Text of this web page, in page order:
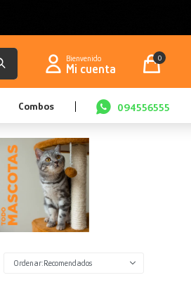
Combos 094556555
0
Recomendados